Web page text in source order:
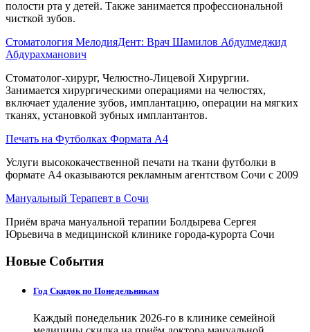
полости рта у детей. Также занимается профессиональной
чисткой зубов.
Стоматология МелодияДент: Врач Шамилов Абдулмеджид
Абдурахманович
Стоматолог-хирург, Челюстно-Лицевой Хирургии.
Занимается хирургическими операциями на челюстях,
включает удаление зубов, имплантацию, операции на мягких
тканях, установкой зубных имплантантов.
Печать на Футболках Формата А4
Услуги высококачественной печати на ткани футболки в
формате А4 оказываются рекламным агентством Сочи с 2009
Мануальный Терапевт в Сочи
Приём врача мануальной терапии Болдырева Сергея
Юрьевича в медицинской клинике города-курорта Сочи
Новые События
Год Скидок по Понедельникам
Каждый понедельник 2026-го в клинике семейной